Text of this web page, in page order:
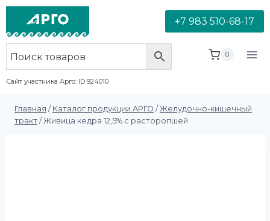
+7 983 510-68-17
Сайт участника Арго: ID 924010
0
Главная / Каталог продукции АРГО / Желудочно-кишечный
тракт / Живица кедра 12,5% с расторопшей